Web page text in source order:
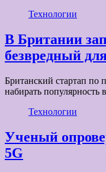
Технологии
В Британии
безвредный
Британский стартап по
набирать популярность
Технологии
Ученый
5G